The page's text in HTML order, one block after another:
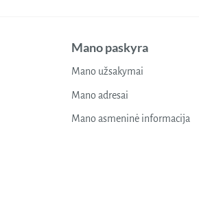
Mano paskyra
Mano užsakymai
Mano adresai
Mano asmeninė informacija